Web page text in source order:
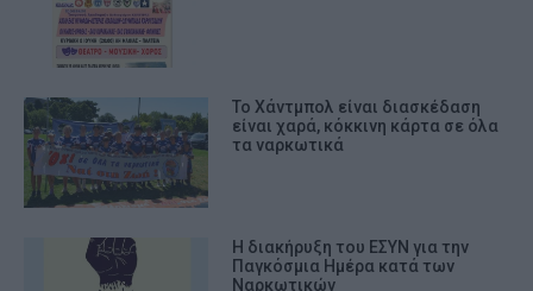
Το Χάντμπολ είναι διασκέδαση
είναι χαρά, κόκκινη κάρτα σε όλα
τα ναρκωτικά
Η διακήρυξη του ΕΣΥΝ για την
Παγκόσμια Ημέρα κατά των
Ναρκωτικών